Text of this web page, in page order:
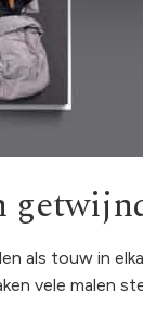
als touw in
vele malen